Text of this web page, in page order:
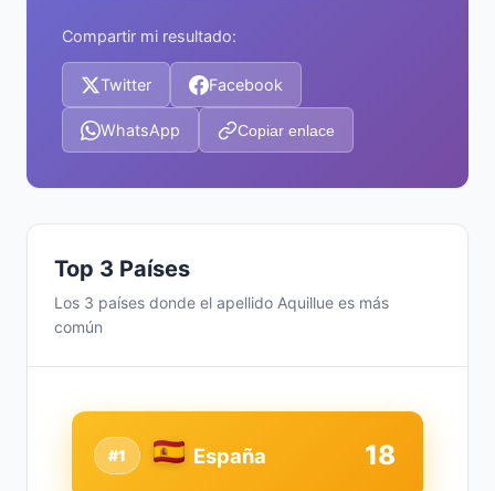
Compartir mi resultado:
Twitter Facebook
WhatsApp Copiar enlace
Top 3 Países
Los 3 países donde el apellido Aquillue es más
común
#1 España 18